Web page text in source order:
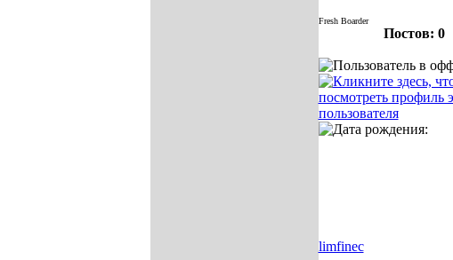
Fresh Boarder
Постов: 0
limfinec